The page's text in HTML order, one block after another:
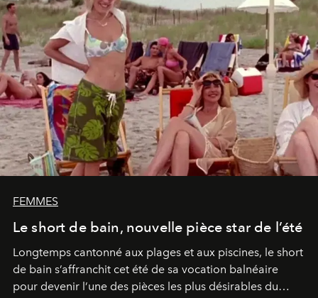
FEMMES
Le short de bain, nouvelle pièce star de l’été
Longtemps cantonné aux plages et aux piscines, le short
de bain s’affranchit cet été de sa vocation balnéaire
pour devenir l’une des pièces les plus désirables du